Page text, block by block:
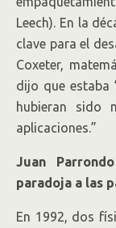
Leech). En la
clave para el
Coxeter,
dijo que estaba
hubieran sido
aplicaciones.”
Juan
paradoja a las
En 1992, dos